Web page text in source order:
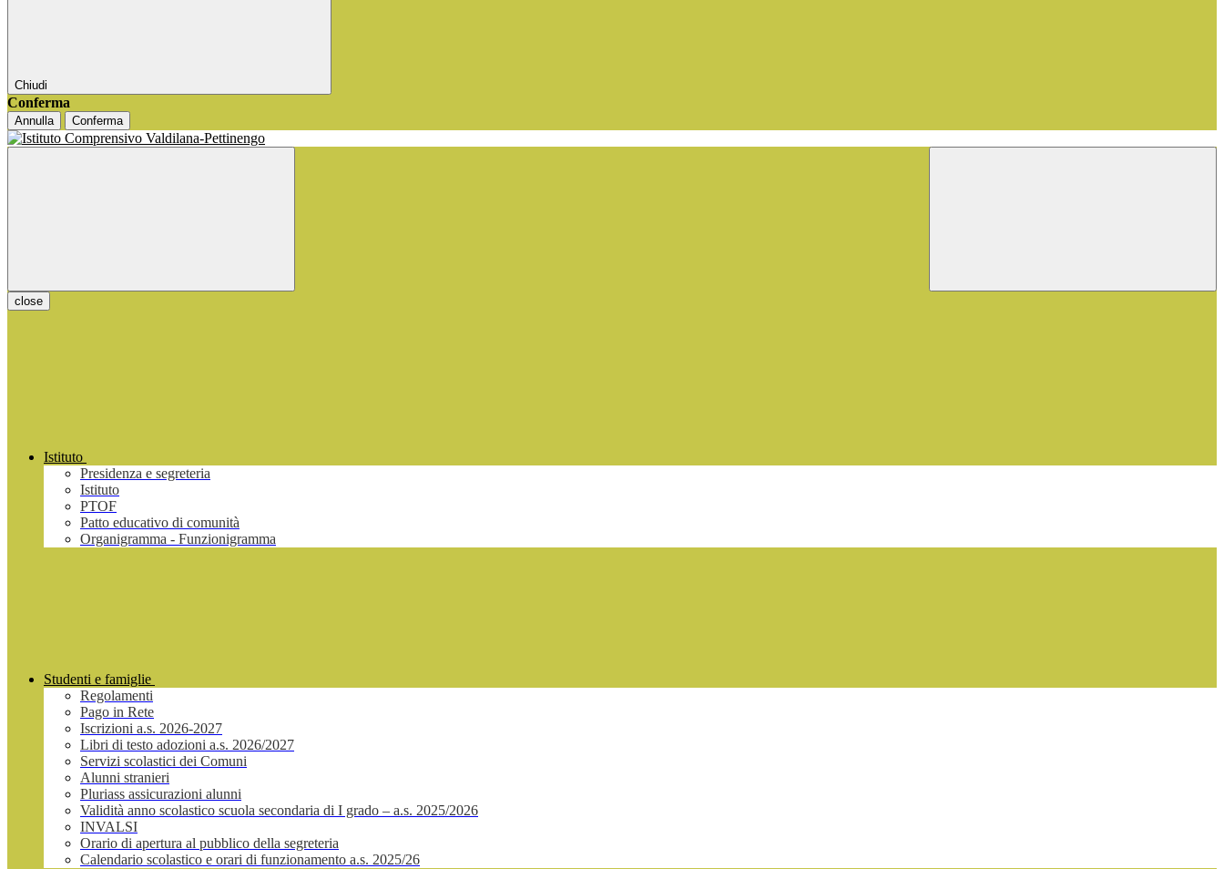
Chiudi
Conferma
Annulla Conferma
close
Istituto
Presidenza e segreteria
Istituto
PTOF
Patto educativo di comunità
Organigramma - Funzionigramma
Studenti e famiglie
Regolamenti
Pago in Rete
Iscrizioni a.s. 2026-2027
Libri di testo adozioni a.s. 2026/2027
Servizi scolastici dei Comuni
Alunni stranieri
Pluriass assicurazioni alunni
Validità anno scolastico scuola secondaria di I grado – a.s. 2025/2026
INVALSI
Orario di apertura al pubblico della segreteria
Calendario scolastico e orari di funzionamento a.s. 2025/26